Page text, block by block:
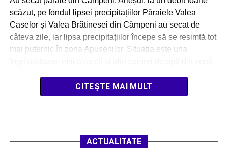
scăzut, pe fondul lipsei precipitațiilor Pâraiele Valea
Caselor și Valea Brătinesei din Câmpeni au secat de
câteva zile, iar lipsa precipitațiilor începe să se resimtă tot
mai puternic în zona Apusenilor. Situația este una
CITEȘTE MAI MULT
ACTUALITATE